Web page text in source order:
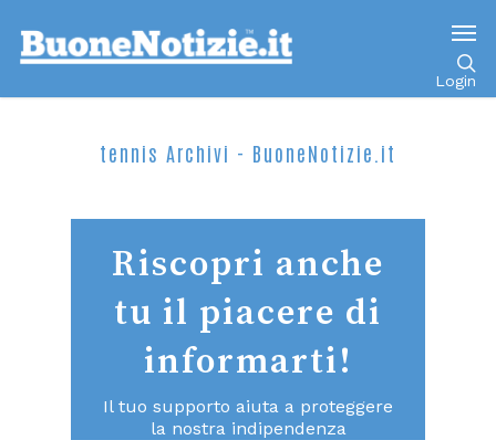
Login
tennis Archivi - BuoneNotizie.it
Riscopri anche
tu il piacere di
informarti!
Il tuo supporto aiuta a proteggere
la nostra indipendenza